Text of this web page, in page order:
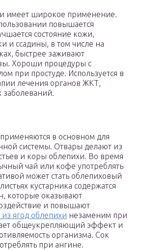
имеет широкое применение.
повышается
состояние кожи,
и ссадины, в том числе на
быстрее заживают
Хороши процедуры с
при простуде. Используется в
лечения органов ЖКТ,
заболеваний.
в основном для
системы. Отвары делают из
и коры облепихи. Во время
чай или кофе употреблять
может стать облепиховый
кустарника содержатся
которые оказывают
и повышают
ягод облепихи незаменим при
общеукрепляющий эффект и
организма. Сок
при ангине.